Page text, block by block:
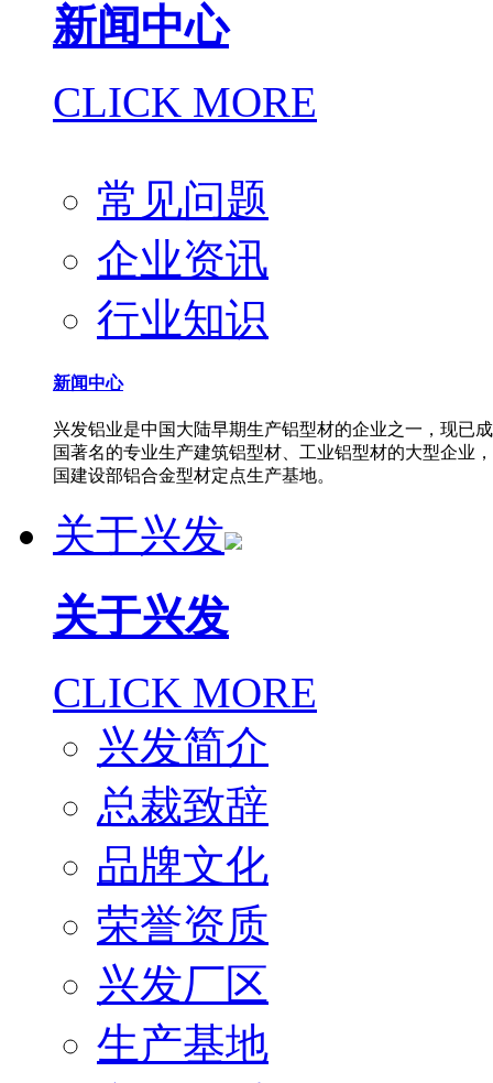
新闻中心
CLICK MORE
常见问题
企业资讯
行业知识
新闻中心
兴发铝业是中国大陆早期生产铝型材的企业之一，现已
国著名的专业生产建筑铝型材、工业铝型材的大型企业
国建设部铝合金型材定点生产基地。
关于兴发
关于兴发
CLICK MORE
兴发简介
总裁致辞
品牌文化
荣誉资质
兴发厂区
生产基地